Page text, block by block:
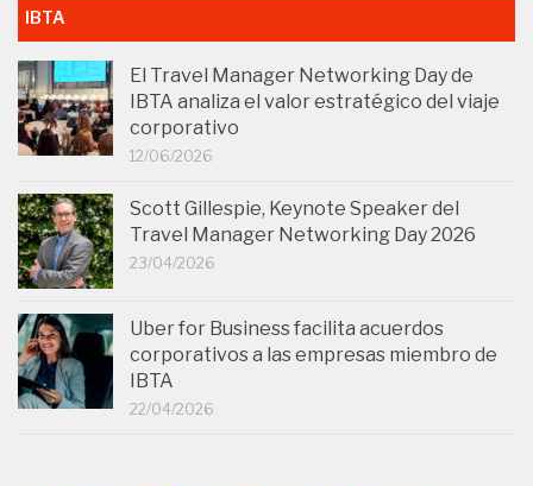
IBTA
El Travel Manager Networking Day de
IBTA analiza el valor estratégico del viaje
corporativo
12/06/2026
Scott Gillespie, Keynote Speaker del
Travel Manager Networking Day 2026
23/04/2026
Uber for Business facilita acuerdos
corporativos a las empresas miembro de
IBTA
22/04/2026